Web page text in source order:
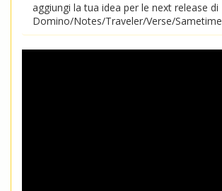
aggiungi la tua idea per le next release di
Domino/Notes/Traveler/Verse/Sametime